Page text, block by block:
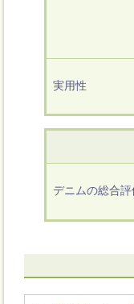
実用性
デニムの総合評